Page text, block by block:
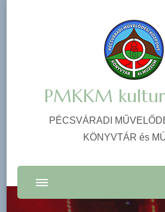
PMKKM
PÉCSVÁRADI
KÖNYVTÁR és